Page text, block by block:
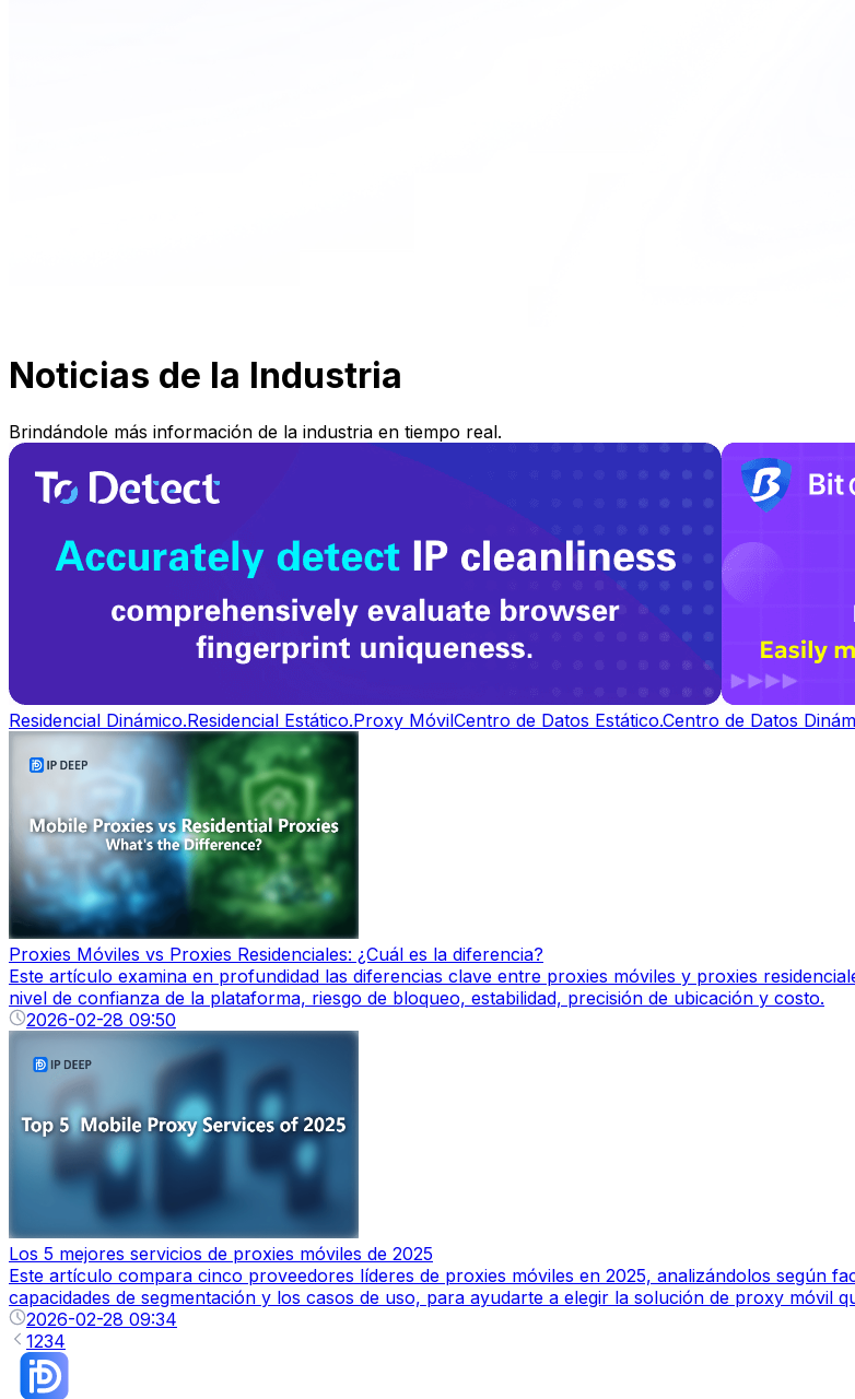
Noticias de la Industria
Brindándole más información de la industria en tiempo real.
Residencial Dinámico.Residencial Estático.Proxy MóvilCentro de Datos Estático.Centro de Datos
Proxies Móviles vs Proxies Residenciales: ¿Cuál es la diferencia?
Este artículo examina en profundidad las diferencias clave entre proxies móviles y proxies
nivel de confianza de la plataforma, riesgo de bloqueo, estabilidad, precisión de ubicación y costo.
2026-02-28 09:50
Los 5 mejores servicios de proxies móviles de 2025
Este artículo compara cinco proveedores líderes de proxies móviles en 2025, analizándolos según
capacidades de segmentación y los casos de uso, para ayudarte a elegir la solución de proxy móvil
2026-02-28 09:34
1234